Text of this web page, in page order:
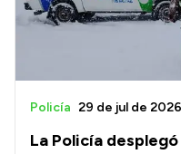
La Policía
Policía 29 de jul de 2026